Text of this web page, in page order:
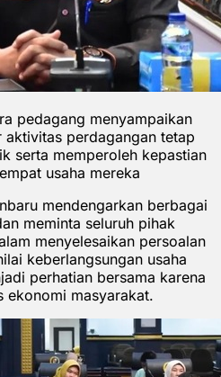
pedagang menyampaikan
perdagangan tetap
serta memperoleh kepastian
usaha mereka
mendengarkan berbagai
meminta seluruh pihak
menyelesaikan persoalan
keberlangsungan usaha
perhatian bersama karena
ekonomi masyarakat.